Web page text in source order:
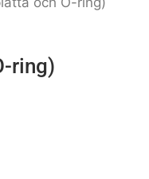
ring)